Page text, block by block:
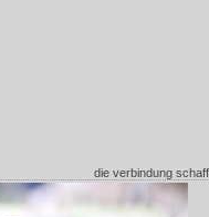
die verbindung